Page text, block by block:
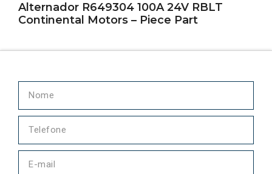
Alternador R649304 100A 24V RBLT
Continental Motors – Piece Part